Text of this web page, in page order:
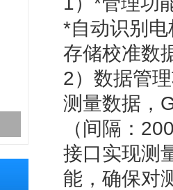
*自动识别
存储校准数
2）数据管
测量数据，
（间隔：
接口实现测
能，确保对